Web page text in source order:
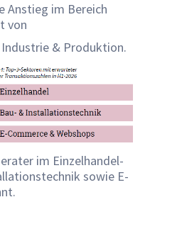
Anstieg im Bereich
von
& Produktion.
im Einzelhandel-
sowie E-